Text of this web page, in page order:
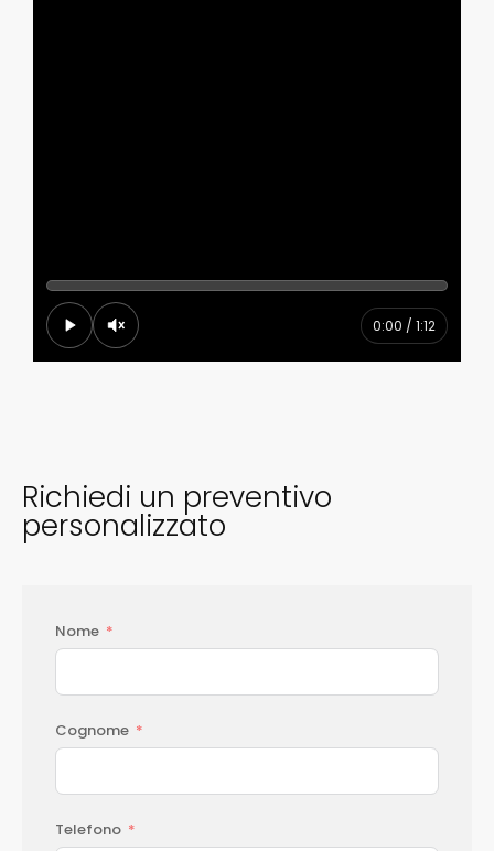
0:00 / 1:12
Richiedi un preventivo
personalizzato
Nome
Cognome
Telefono